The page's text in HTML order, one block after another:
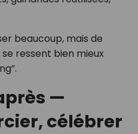
beaucoup, mais de
ressent bien mieux
—
célébrer